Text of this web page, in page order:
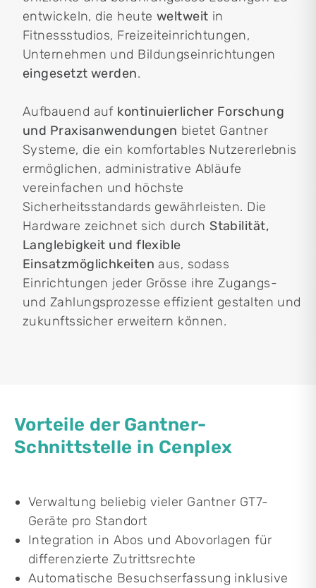
entwickeln, die heute weltweit in
Fitnessstudios, Freizeiteinrichtungen,
Unternehmen und Bildungseinrichtungen
eingesetzt werden.
Aufbauend auf kontinuierlicher Forschung
und Praxisanwendungen bietet Gantner
Systeme, die ein komfortables Nutzererlebnis
ermöglichen, administrative Abläufe
vereinfachen und höchste
Sicherheitsstandards gewährleisten. Die
Hardware zeichnet sich durch Stabilität,
Langlebigkeit und flexible
Einsatzmöglichkeiten aus, sodass
Einrichtungen jeder Grösse ihre Zugangs-
und Zahlungsprozesse effizient gestalten und
zukunftssicher erweitern können.
Vorteile der Gantner-
Schnittstelle in Cenplex
Verwaltung beliebig vieler Gantner GT7-
Geräte pro Standort
Integration in Abos und Abovorlagen für
differenzierte Zutrittsrechte
Automatische Besuchserfassung inklusive